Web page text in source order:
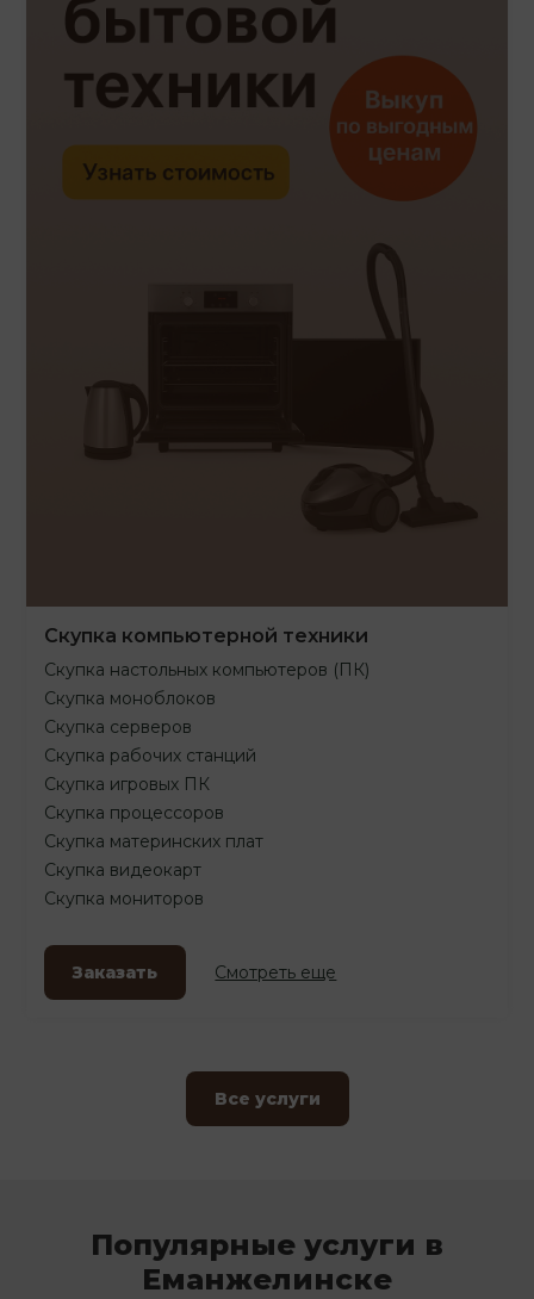
Скупка компьютерной техники
Скупка настольных компьютеров (ПК)
Скупка моноблоков
Скупка серверов
Скупка рабочих станций
Скупка игровых ПК
Скупка процессоров
Скупка материнских плат
Скупка видеокарт
Скупка мониторов
Заказать Смотреть еще
Все услуги
Популярные услуги в
Еманжелинске